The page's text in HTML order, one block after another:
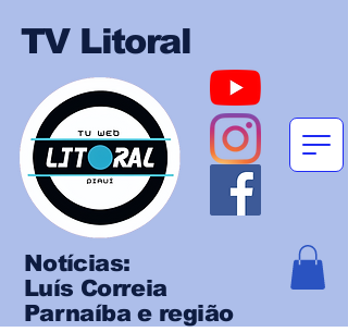
TV Litoral
Notícias:
Luís Correia
Parnaíba e região